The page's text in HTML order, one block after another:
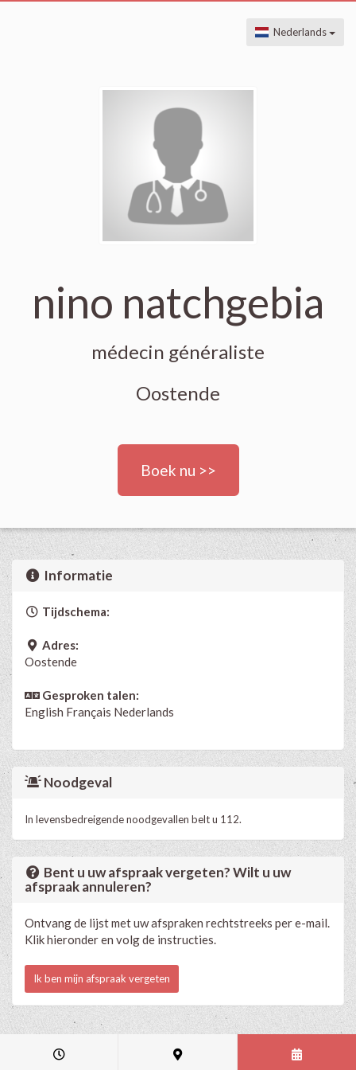
Nederlands
nino natchgebia
médecin généraliste
Oostende
Boek nu >>
Informatie
Tijdschema:
Adres:
Oostende
Gesproken talen:
English Français Nederlands
Noodgeval
In levensbedreigende noodgevallen belt u 112.
Bent u uw afspraak vergeten? Wilt u uw
afspraak annuleren?
Ontvang de lijst met uw afspraken rechtstreeks per e-mail.
Klik hieronder en volg de instructies.
Ik ben mijn afspraak vergeten
2015 - 2026 -
lees de privacyverklaring van deze praktijk